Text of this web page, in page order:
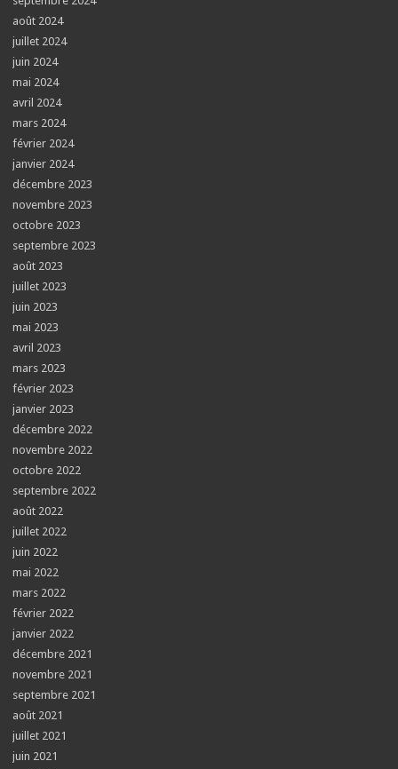
août 2024
juillet 2024
juin 2024
mai 2024
avril 2024
mars 2024
février 2024
janvier 2024
décembre 2023
novembre 2023
octobre 2023
septembre 2023
août 2023
juillet 2023
juin 2023
mai 2023
avril 2023
mars 2023
février 2023
janvier 2023
décembre 2022
novembre 2022
octobre 2022
septembre 2022
août 2022
juillet 2022
juin 2022
mai 2022
mars 2022
février 2022
janvier 2022
décembre 2021
novembre 2021
septembre 2021
août 2021
juillet 2021
juin 2021